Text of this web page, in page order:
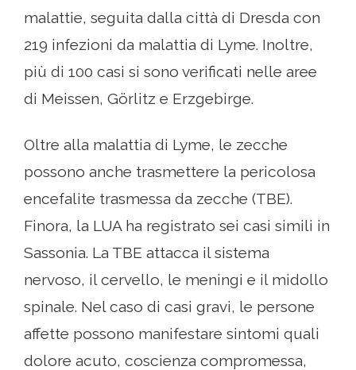
malattie, seguita dalla città di Dresda con
219 infezioni da malattia di Lyme. Inoltre,
più di 100 casi si sono verificati nelle aree
di Meissen, Görlitz e Erzgebirge.
Oltre alla malattia di Lyme, le zecche
possono anche trasmettere la pericolosa
encefalite trasmessa da zecche (TBE).
Finora, la LUA ha registrato sei casi simili in
Sassonia. La TBE attacca il sistema
nervoso, il cervello, le meningi e il midollo
spinale. Nel caso di casi gravi, le persone
affette possono manifestare sintomi quali
dolore acuto, coscienza compromessa,